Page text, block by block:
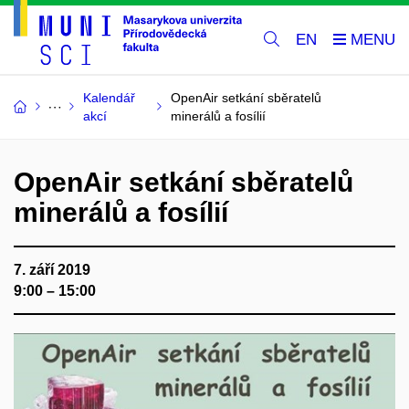
EN
Kalendář
akcí
OpenAir setkání sběratelů
minerálů a fosílií
OpenAir setkání sběratelů
minerálů a fosílií
7. září 2019
9:00 – 15:00